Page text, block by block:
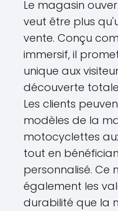
Le magasin
veut être plus
vente. Conçu
immersif, il
unique aux
découverte
Les clients
modèles de la
motocyclettes
tout en
personnalisé. Ce
également les
durabilité que la